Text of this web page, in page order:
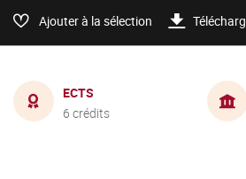
Ajouter à la sélection
ECTS
6 crédits